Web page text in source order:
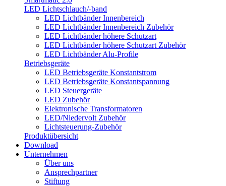
LED Lichtschlauch/-band
LED Lichtbänder Innenbereich
LED Lichtbänder Innenbereich Zubehör
LED Lichtbänder höhere Schutzart
LED Lichtbänder höhere Schutzart Zubehör
LED Lichtbänder Alu-Profile
Betriebsgeräte
LED Betriebsgeräte Konstantstrom
LED Betriebsgeräte Konstantspannung
LED Steuergeräte
LED Zubehör
Elektronische Transformatoren
LED/Niedervolt Zubehör
Lichtsteuerung-Zubehör
Produktübersicht
Download
Unternehmen
Über uns
Ansprechpartner
Stiftung